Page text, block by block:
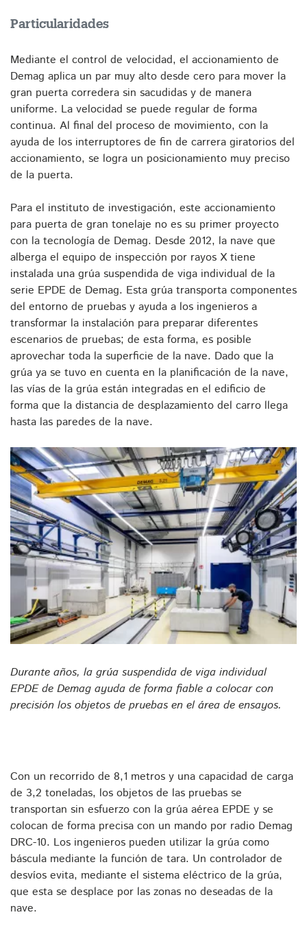
Particularidades
Mediante el control de velocidad, el accionamiento de
Demag aplica un par muy alto desde cero para mover la
gran puerta corredera sin sacudidas y de manera
uniforme. La velocidad se puede regular de forma
continua. Al final del proceso de movimiento, con la
ayuda de los interruptores de fin de carrera giratorios del
accionamiento, se logra un posicionamiento muy preciso
de la puerta.
Para el instituto de investigación, este accionamiento
para puerta de gran tonelaje no es su primer proyecto
con la tecnología de Demag. Desde 2012, la nave que
alberga el equipo de inspección por rayos X tiene
instalada una grúa suspendida de viga individual de la
serie EPDE de Demag. Esta grúa transporta componentes
del entorno de pruebas y ayuda a los ingenieros a
transformar la instalación para preparar diferentes
escenarios de pruebas; de esta forma, es posible
aprovechar toda la superficie de la nave. Dado que la
grúa ya se tuvo en cuenta en la planificación de la nave,
las vías de la grúa están integradas en el edificio de
forma que la distancia de desplazamiento del carro llega
hasta las paredes de la nave.
Durante años, la grúa suspendida de viga individual
EPDE de Demag ayuda de forma fiable a colocar con
precisión los objetos de pruebas en el área de ensayos.
Con un recorrido de 8,1 metros y una capacidad de carga
de 3,2 toneladas, los objetos de las pruebas se
transportan sin esfuerzo con la grúa aérea EPDE y se
colocan de forma precisa con un mando por radio Demag
DRC-10. Los ingenieros pueden utilizar la grúa como
báscula mediante la función de tara. Un controlador de
desvíos evita, mediante el sistema eléctrico de la grúa,
que esta se desplace por las zonas no deseadas de la
nave.